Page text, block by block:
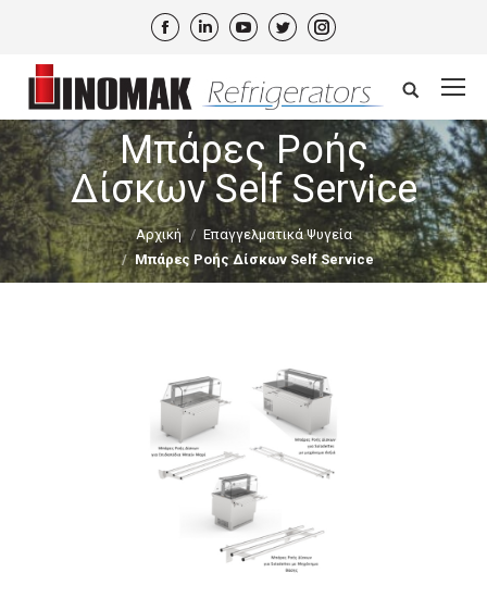
Facebook
LinkedinYouTube
TwitterInstagram
Search:
Μπάρες Ροής
Δίσκων Self Service
Αρχική
Επαγγελματικά Ψυγεία
Μπάρες Ροής Δίσκων Self Service